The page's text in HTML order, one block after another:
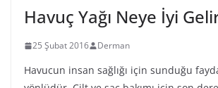
Havuç Yağı Neye İyi
25 Şubat 2016 Derman
Havucun insan sağlığı için sunduğu